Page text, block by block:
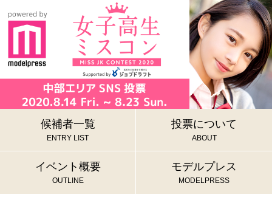
候補者一覧
ENTRY LIST
投票について
ABOUT
イベント概要
OUTLINE
モデルプレス
MODELPRESS